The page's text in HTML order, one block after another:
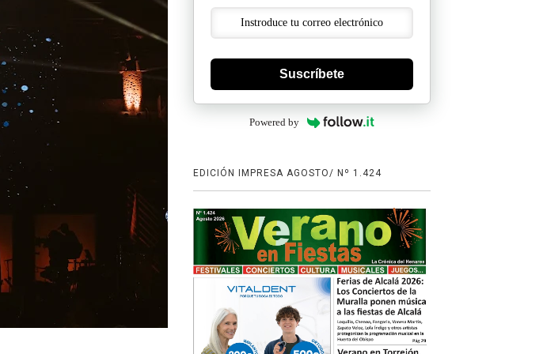
Suscríbete
Powered by
EDICIÓN IMPRESA AGOSTO/ Nº 1.424